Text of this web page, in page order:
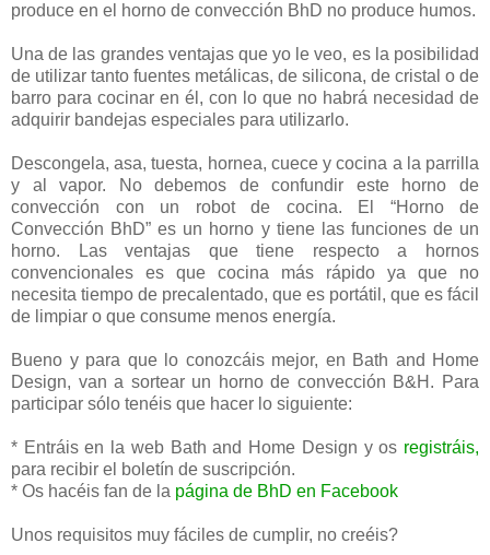
produce en el horno de convección BhD no produce humos.
Una de las grandes ventajas que yo le veo, es la posibilidad
de utilizar tanto fuentes metálicas, de silicona, de cristal o de
barro para cocinar en él, con lo que no habrá necesidad de
adquirir bandejas especiales para utilizarlo.
Descongela, asa, tuesta, hornea, cuece y cocina a la parrilla
y al vapor. No debemos de confundir este horno de
convección con un robot de cocina. El “Horno de
Convección BhD” es un horno y tiene las funciones de un
horno. Las ventajas que tiene respecto a hornos
convencionales es que cocina más rápido ya que no
necesita tiempo de precalentado, que es portátil, que es fácil
de limpiar o que consume menos energía.
Bueno y para que lo conozcáis mejor, en Bath and Home
Design, van a sortear un horno de convección B&H. Para
participar sólo tenéis que hacer lo siguiente:
* Entráis en la web Bath and Home Design y os registráis,
para recibir el boletín de suscripción.
* Os hacéis fan de la página de BhD en Facebook
Unos requisitos muy fáciles de cumplir, no creéis?